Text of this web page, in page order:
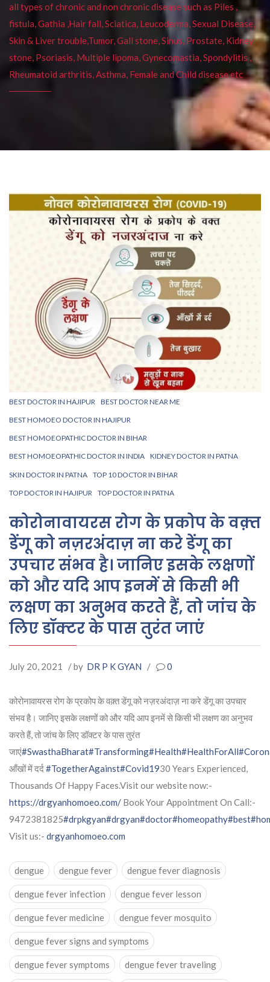
all types of chronic and non chronic disease such as Piles ,
fistula, Gathia ,Hair fall, Sciatica, Leucoderma, Sexual Disease,
Skin & Liver trouble,Tumor, Gall stone, Sinus, Prostate, Kidney
stone, Psoriasis, Multiple lipoma, Gynecomastia, Spondylitis ,
Rheumatoid arthritis, Asthma, Female and Child disease etc
BEST DOCTOR IN HAJIPUR BEST DOCTOR NEAR ME
BEST HOMOEO DOCTOR IN HAJIPUR
BEST HOMOEOPATHIC DOCTOR IN BIHAR
BEST HOMOEOPATHIC DOCTOR IN INDIA KIDNEY DOCTOR IN PATNA
SKIN DOCTOR IN PATNA TOP 10 DOCTOR IN BIHAR
TOP DOCTOR IN HAJIPUR TOP DOCTOR IN PATNA
कोरोनावायरस रोग के प्रकोप के वक़्त
डेंगू को नज़रअंदाज़ ना करे डेंगू का
उपचार संभव है। जानिए इसके लक्षणों
को और यदि आप इनमें से किसी भी
लक्षण का अनुभव करते हैं, तो जांच के
लिए डॉक्टर के पास तुरंत जाएं
July 20, 2021 / by DR P K GYAN / 0
कोरोनावायरस रोग के प्रकोप के वक़्त डेंगू को नज़रअंदाज़ ना करे डेंगू का उपचार
संभव है। जानिए इसके लक्षणों को और यदि आप इनमें से किसी भी लक्षण का अनुभव
करते हैं, तो जांच के लिए डॉक्टर के पास तुरंत
जाएं#SwasthaBharat#Transforming#Health#HealthForAll
आँखों में दर्द#TogetherAgainst#Covid1930 Years Experienced,
Thousands Of Happy Faces.Visit our website now:-
https://drgyanhomoeo.com/ Book Your Appointment On Call:-
9472381825#drpkgyan#drgyan#doctor#homeopathy#best
Visit us:- drgyanhomoeo.com
dengue dengue fever dengue fever diagnosis
dengue fever infection dengue fever lesson
dengue fever medicine dengue fever mosquito
dengue fever signs and symptoms
dengue fever symptoms dengue fever traveling